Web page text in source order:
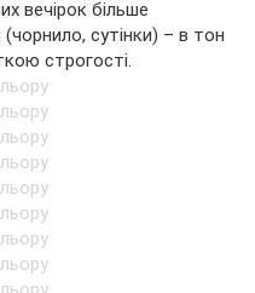
вечірок більше
сутінки) – в тон
строгості.